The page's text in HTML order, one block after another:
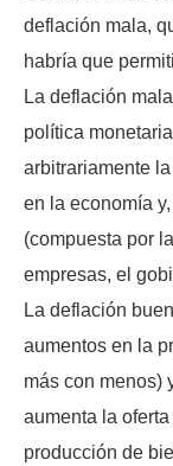
deflación mala,
habría que
La deflación
política
arbitrariamente
en la economía
(compuesta por
empresas, el
La deflación
aumentos en la
más con menos)
aumenta la
producción de